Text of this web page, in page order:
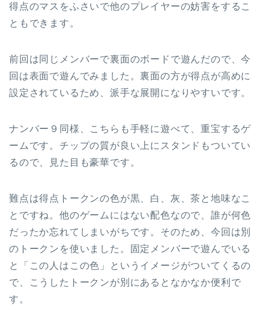
得点のマスをふさいで他のプレイヤーの妨害をするこ
ともできます。
前回は同じメンバーで裏面のボードで遊んだので、今
回は表面で遊んでみました。裏面の方が得点が高めに
設定されているため、派手な展開になりやすいです。
ナンバー９同様、こちらも手軽に遊べて、重宝するゲ
ームです。チップの質が良い上にスタンドもついてい
るので、見た目も豪華です。
難点は得点トークンの色が黒、白、灰、茶と地味なこ
とですね。他のゲームにはない配色なので、誰が何色
だったか忘れてしまいがちです。そのため、今回は別
のトークンを使いました。固定メンバーで遊んでいる
と「この人はこの色」というイメージがついてくるの
で、こうしたトークンが別にあるとなかなか便利で
す。